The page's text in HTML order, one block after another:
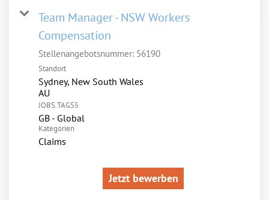
Team Manager - NSW Workers
Compensation
Stellenangebotsnummer: 56190
Standort
Sydney, New South Wales
JOBS.TAGS5
GB - Global
Kategorien
Claims
Jetzt bewerben